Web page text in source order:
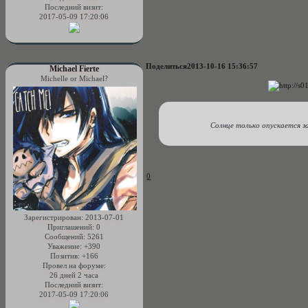
Последний визит:
2017-05-09 17:20:06
Поделиться2013-10-16 15:36:57
Michael Fierte
Michelle or Michael?
Зарегистрирован: 2013-07-01
Приглашений: 0
Сообщений: 5261
Уважение: +390
Позитив: +166
Провел на форуме:
26 дней 2 часа
Последний визит:
2017-05-09 17:20:06
Солнце только опускается
0